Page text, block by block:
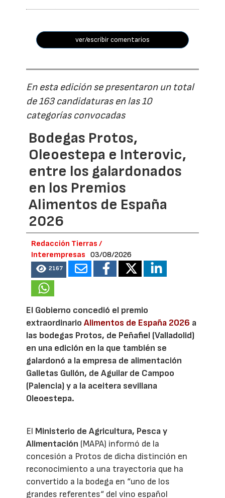
ver/escribir comentarios
En esta edición se presentaron un total
de 163 candidaturas en las 10
categorías convocadas
Bodegas Protos,
Oleoestepa e Interovic,
entre los galardonados
en los Premios
Alimentos de España
2026
Redacción Tierras /
Interempresas
03/08/2026
2167
El Gobierno concedió el premio
extraordinarioAlimentos de España 2026 a
las bodegas Protos, de Peñafiel (Valladolid)
en una edición en la que también se
galardonó a la empresa de alimentación
Galletas Gullón, de Aguilar de Campoo
(Palencia) y a la aceitera sevillana
Oleoestepa.
El Ministerio de Agricultura, Pesca y
Alimentación (MAPA) informó de la
concesión a Protos de dicha distinción en
reconocimiento a una trayectoria que ha
convertido a la bodega en “uno de los
grandes referentes“ del vino español